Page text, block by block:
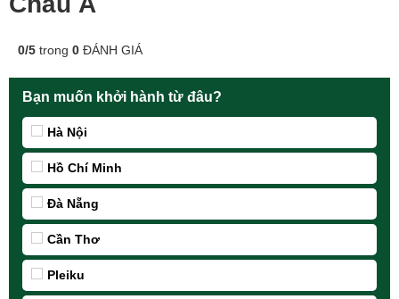
0/5 trong 0 ĐÁNH GIÁ
Bạn muốn khởi hành từ đâu?
Hà Nội
Hồ Chí Minh
Đà Nẵng
Cần Thơ
Pleiku